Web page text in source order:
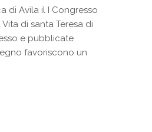
di Avila il I Congresso
di santa Teresa di
e pubblicate
favoriscono un